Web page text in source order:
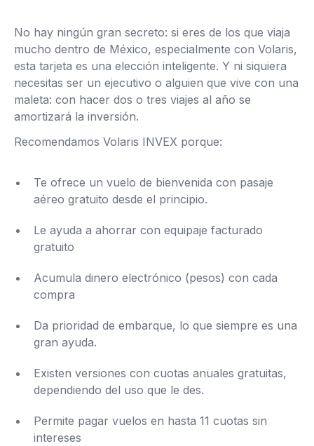
No hay ningún gran secreto: si eres de los que viaja
mucho dentro de México, especialmente con Volaris,
esta tarjeta es una elección inteligente. Y ni siquiera
necesitas ser un ejecutivo o alguien que vive con una
maleta: con hacer dos o tres viajes al año se
amortizará la inversión.
Recomendamos Volaris INVEX porque:
Te ofrece un vuelo de bienvenida con pasaje
aéreo gratuito desde el principio.
Le ayuda a ahorrar con equipaje facturado
gratuito
Acumula dinero electrónico (pesos) con cada
compra
Da prioridad de embarque, lo que siempre es una
gran ayuda.
Existen versiones con cuotas anuales gratuitas,
dependiendo del uso que le des.
Permite pagar vuelos en hasta 11 cuotas sin
intereses